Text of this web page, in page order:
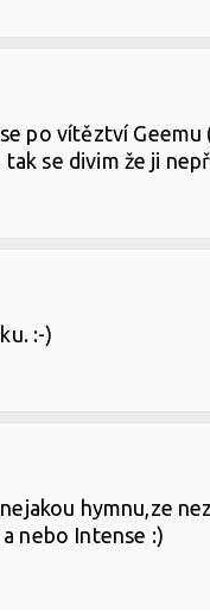
po vítěztví
se divim že ji
:-)
hymnu,ze
nebo Intense :)